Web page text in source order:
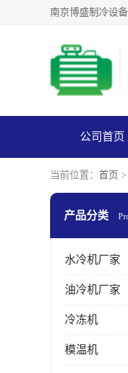
公司首页
当前位置： 首页 >
产品分类
水冷机厂家
油冷机厂家
冷冻机
模温机